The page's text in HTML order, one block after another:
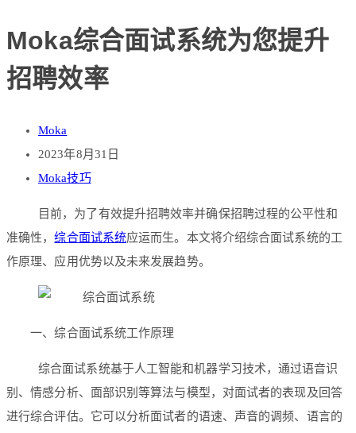
Moka综合面试系统为您提升
招聘效率
Moka
2023年8月31日
Moka技巧
目前，为了有效提升招聘效率并确保招聘过程的公平性和
准确性，综合面试系统应运而生。本文将介绍综合面试系统的工
作原理、应用优势以及未来发展趋势。
一、综合面试系统工作原理
综合面试系统基于人工智能和机器学习技术，通过语音识
别、情感分析、面部识别等算法与模型，对面试者的表现及回答
进行综合评估。它可以分析面试者的语速、声音的调频、语言的